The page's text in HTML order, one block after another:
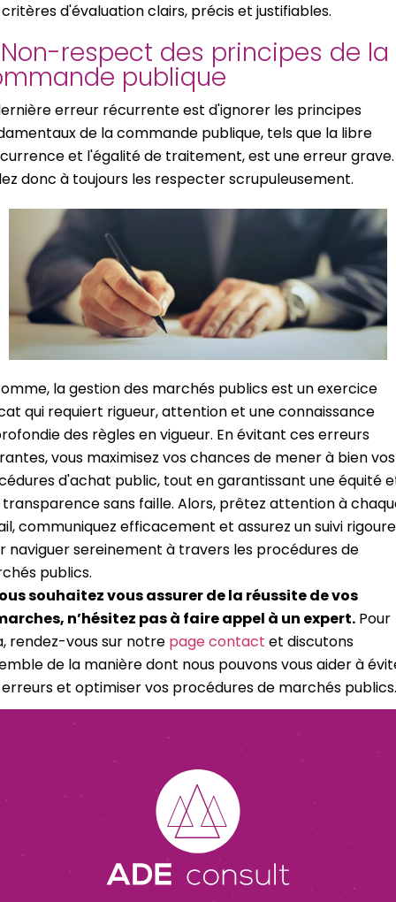
d'évaluation clairs, précis et justifiables.
respect des principes de la
publique
erreur récurrente est d'ignorer les principes
de la commande publique, tels que la libre
et l'égalité de traitement, est une erreur grave.
donc à toujours les respecter scrupuleusement.
la gestion des marchés publics est un exercice
qui requiert rigueur, attention et une connaissance
des règles en vigueur. En évitant ces erreurs
vous maximisez vos chances de mener à bien vos
d'achat public, tout en garantissant une équité
transparence sans faille. Alors, prêtez attention à
communiquez efficacement et assurez un suivi
naviguer sereinement à travers les procédures de
publics.
souhaitez vous assurer de la réussite de vos
n’hésitez pas à faire appel à un expert. Pour
rendez-vous sur notre page contact et discutons
de la manière dont nous pouvons vous aider à
et optimiser vos procédures de marchés publics.